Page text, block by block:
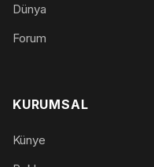
Dünya
Forum
KURUMSAL
Künye